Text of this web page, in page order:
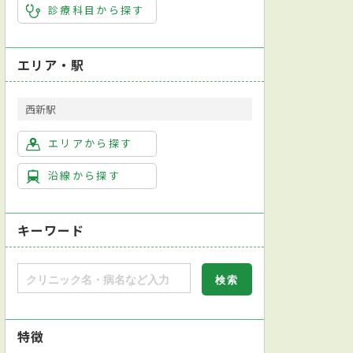
診療科目から探す
エリア・駅
西新駅
エリアから探す
沿線から探す
キーワード
特徴